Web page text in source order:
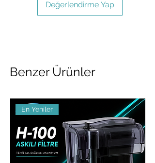
Değerlendirme Yap
Benzer Ürünler
En Yeniler